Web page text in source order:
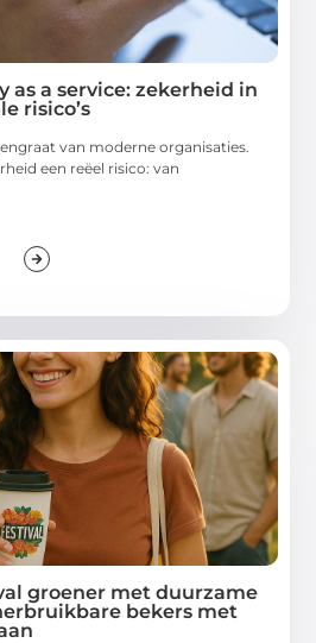
as a service: zekerheid in
risico’s
van moderne organisaties.
een reëel risico: van
groener met duurzame
bekers met